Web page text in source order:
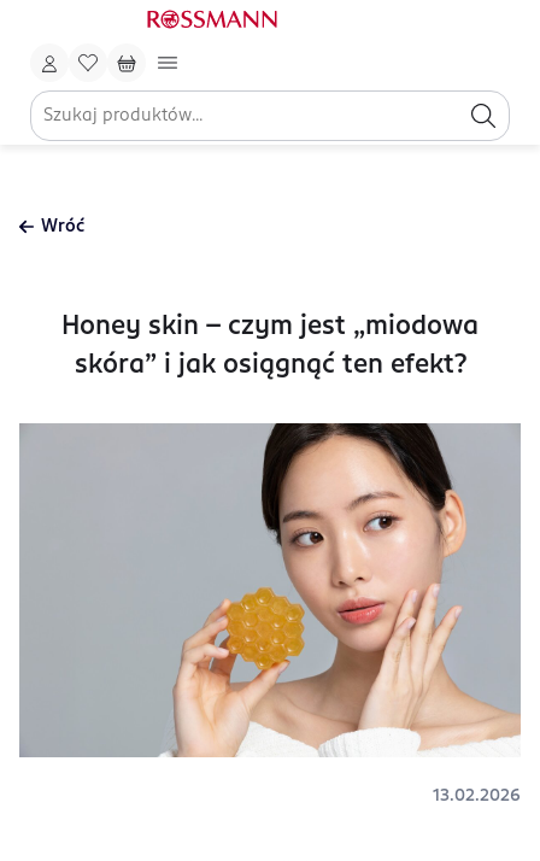
Wróć
Honey skin – czym jest „miodowa
skóra” i jak osiągnąć ten efekt?
13.02.2026